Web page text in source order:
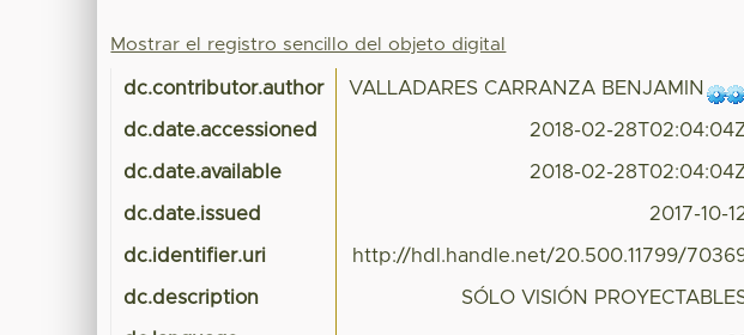
Mostrar el registro sencillo del objeto digital
dc.contributor.author VALLADARES CARRANZA BENJAMIN
dc.date.accessioned 2018-02-
dc.date.available 2018-02-
dc.date.issued 2017-10-
dc.identifier.uri http://hdl.handle.net/20.500.11799/
dc.description SÓLO VISIÓN